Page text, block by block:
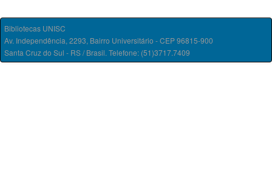
Bibliotecas UNISC
Av. Independência, 2293, Bairro Universitário - CEP 96815-900
Santa Cruz do Sul - RS / Brasil. Telefone: (51)3717.7409